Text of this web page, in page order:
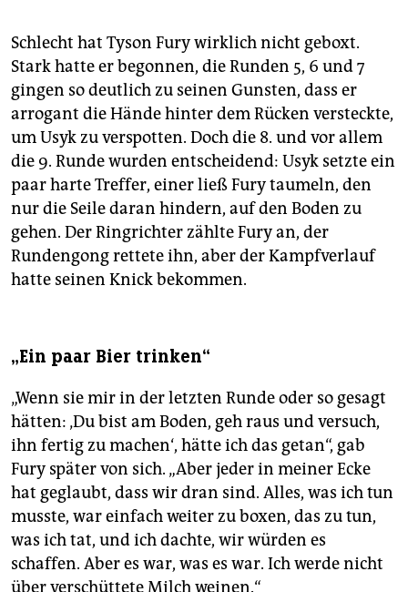
Schlecht hat Tyson Fury wirklich nicht geboxt.
Stark hatte er begonnen, die Runden 5, 6 und 7
gingen so deutlich zu seinen Gunsten, dass er
arrogant die Hände hinter dem Rücken versteckte,
um Usyk zu verspotten. Doch die 8. und vor allem
die 9. Runde wurden entscheidend: Usyk setzte ein
paar harte Treffer, einer ließ Fury taumeln, den
nur die Seile daran hindern, auf den Boden zu
gehen. Der Ringrichter zählte Fury an, der
Rundengong rettete ihn, aber der Kampfverlauf
hatte seinen Knick bekommen.
„Ein paar Bier trinken“
„Wenn sie mir in der letzten Runde oder so gesagt
hätten: ‚Du bist am Boden, geh raus und versuch,
ihn fertig zu machen‘, hätte ich das getan“, gab
Fury später von sich. „Aber jeder in meiner Ecke
hat geglaubt, dass wir dran sind. Alles, was ich tun
musste, war einfach weiter zu boxen, das zu tun,
was ich tat, und ich dachte, wir würden es
schaffen. Aber es war, was es war. Ich werde nicht
über verschüttete Milch weinen.“